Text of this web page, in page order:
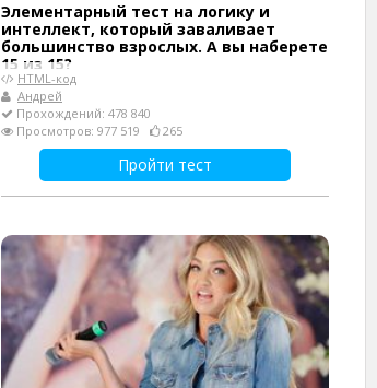
Элементарный тест на логику и
интеллект, который заваливает
большинство взрослых. А вы наберете
15 из 15?
HTML-код
Андрей
Прохождений: 478 840
Просмотров: 977 519
265
Пройти тест